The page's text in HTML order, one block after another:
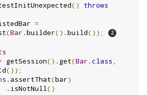
()
throws
=
(Bar .builder().build());
getSession(). get(Bar .class
());
.assertThat(bar)
. isNotNull ()